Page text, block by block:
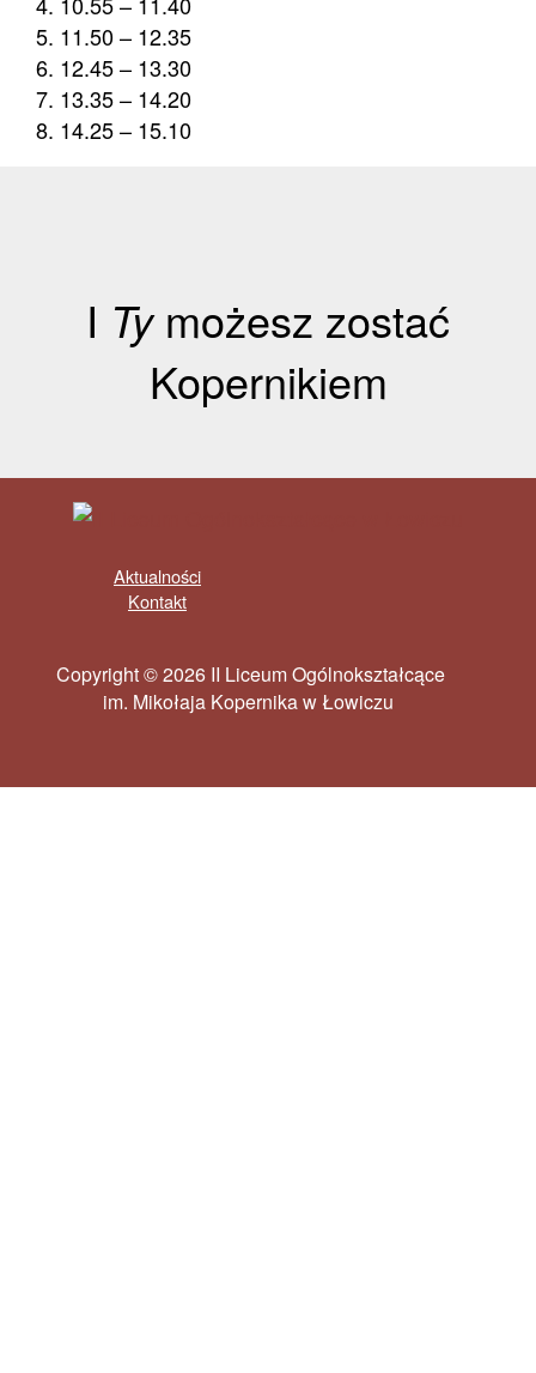
11.50 – 12.35
12.45 – 13.30
13.35 – 14.20
14.25 – 15.10
I Tymożesz zostać
Kopernikiem
Aktualności
Kontakt
Copyright © 2026 II Liceum Ogólnokształcące
im. Mikołaja Kopernika w Łowiczu